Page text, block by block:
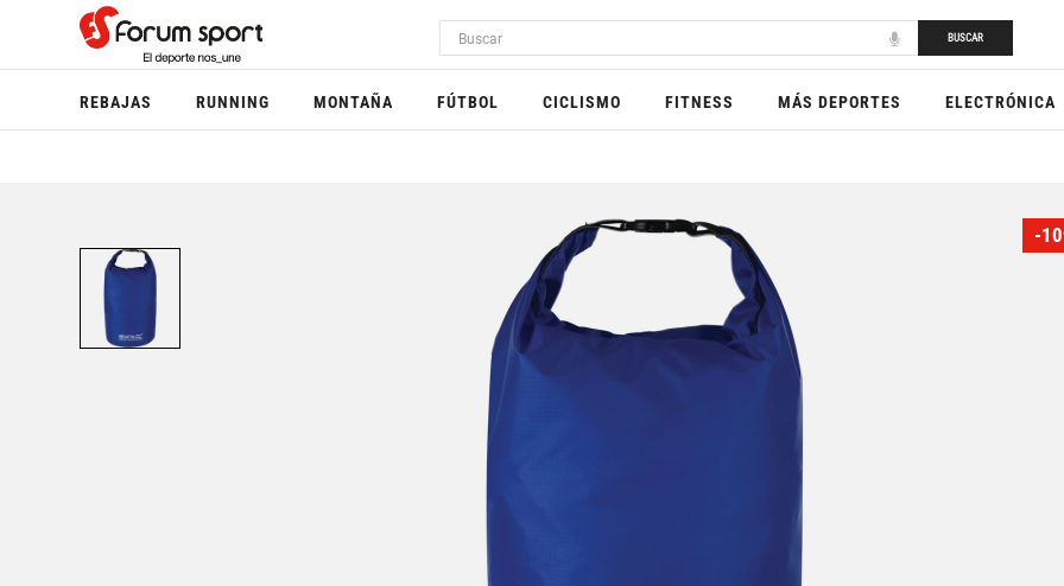
BUSCAR
REBAJAS RUNNING MONTAÑA FÚTBOL CICLISMO FITNESS MÁS DEPORTES ELECTRÓNICA
-10